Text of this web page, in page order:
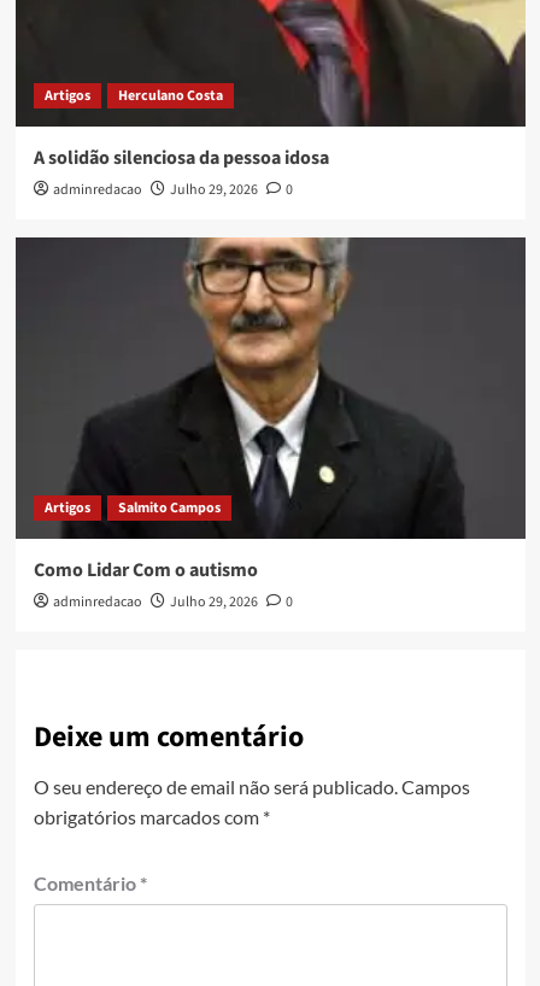
Artigos Herculano Costa
A solidão silenciosa da pessoa idosa
adminredacao Julho 29, 2026 0
Artigos Salmito Campos
Como Lidar Com o autismo
adminredacao Julho 29, 2026 0
Deixe um comentário
O seu endereço de email não será publicado.Campos
obrigatórios marcados com *
Comentário *